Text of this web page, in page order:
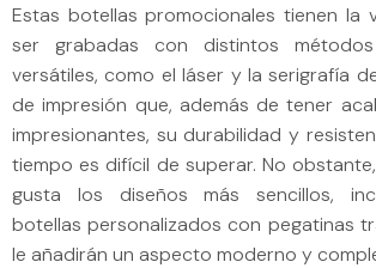
Estas botellas promocionales tienen la
ser grabadas con distintos
versátiles, como el láser y la serigrafía
de impresión que, además de tener
impresionantes, su durabilidad y
tiempo es difícil de superar. No
gusta los diseños más sencillos,
botellas personalizados con pegatinas
le añadirán un aspecto moderno y